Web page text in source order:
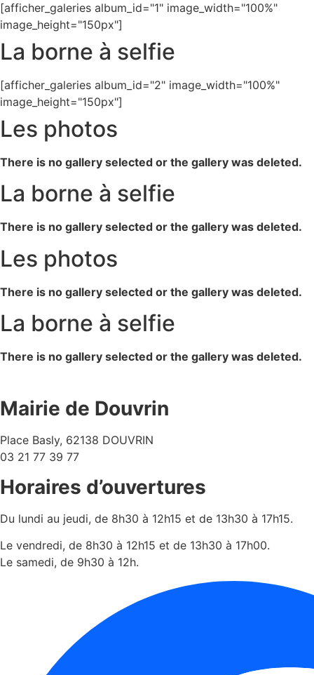
[afficher_galeries album_id="1" image_width="100%"
image_height="150px"]
La borne à selfie
[afficher_galeries album_id="2" image_width="100%"
image_height="150px"]
Les photos
There is no gallery selected or the gallery was deleted.
La borne à selfie
There is no gallery selected or the gallery was deleted.
Les photos
There is no gallery selected or the gallery was deleted.
La borne à selfie
There is no gallery selected or the gallery was deleted.
Mairie de Douvrin
Place Basly, 62138 DOUVRIN
03 21 77 39 77
Horaires d’ouvertures
Du lundi au jeudi, de 8h30 à 12h15 et de 13h30 à 17h15.
Le vendredi, de 8h30 à 12h15 et de 13h30 à 17h00.
Le samedi, de 9h30 à 12h.